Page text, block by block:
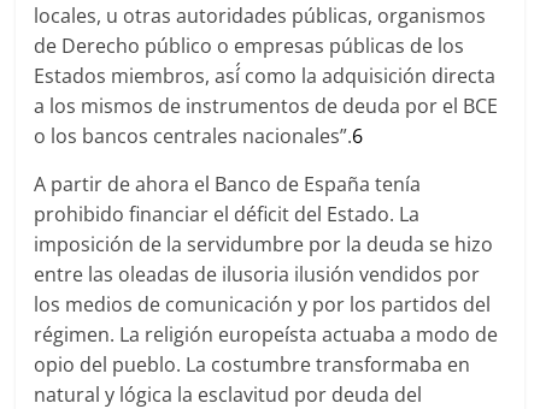
locales, u otras autoridades públicas, organismos
de Derecho público o empresas públicas de los
Estados miembros, así́ como la adquisición directa
a los mismos de instrumentos de deuda por el BCE
o los bancos centrales nacionales”.6
A partir de ahora el Banco de España tenía
prohibido financiar el déficit del Estado. La
imposición de la servidumbre por la deuda se hizo
entre las oleadas de ilusoria ilusión vendidos por
los medios de comunicación y por los partidos del
régimen. La religión europeísta actuaba a modo de
opio del pueblo. La costumbre transformaba en
natural y lógica la esclavitud por deuda del